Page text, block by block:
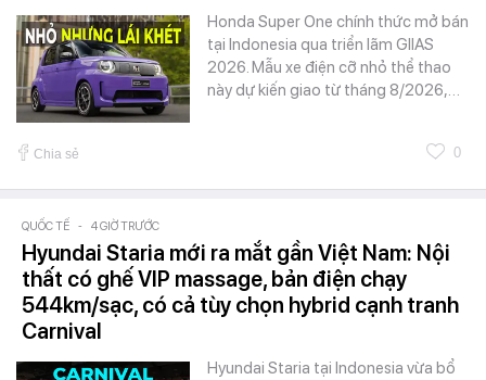
Honda Super One chính thức mở bán
tại Indonesia qua triển lãm GIIAS
2026. Mẫu xe điện cỡ nhỏ thể thao
này dự kiến giao từ tháng 8/2026,…
Chia sẻ 0
QUỐC TẾ - 4 GIỜ TRƯỚC
Hyundai Staria mới ra mắt gần Việt Nam: Nội
thất có ghế VIP massage, bản điện chạy
544km/sạc, có cả tùy chọn hybrid cạnh tranh
Carnival
Hyundai Staria tại Indonesia vừa bổ